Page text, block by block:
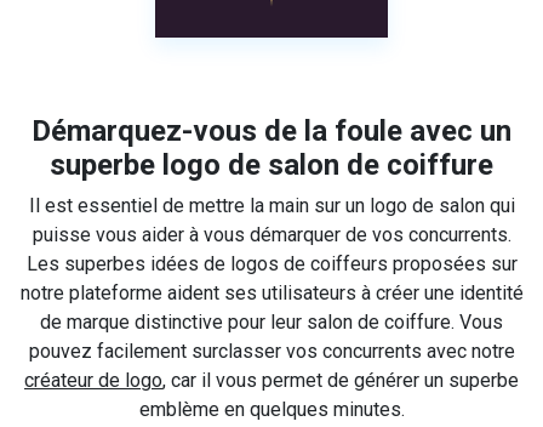
Démarquez-vous de la foule avec un
superbe logo de salon de coiffure
Il est essentiel de mettre la main sur un logo de salon qui
puisse vous aider à vous démarquer de vos concurrents.
Les superbes idées de logos de coiffeurs proposées sur
notre plateforme aident ses utilisateurs à créer une identité
de marque distinctive pour leur salon de coiffure. Vous
pouvez facilement surclasser vos concurrents avec notre
créateur de logo, car il vous permet de générer un superbe
emblème en quelques minutes.